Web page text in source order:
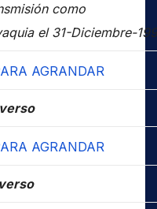
como
el 31-Diciembre-